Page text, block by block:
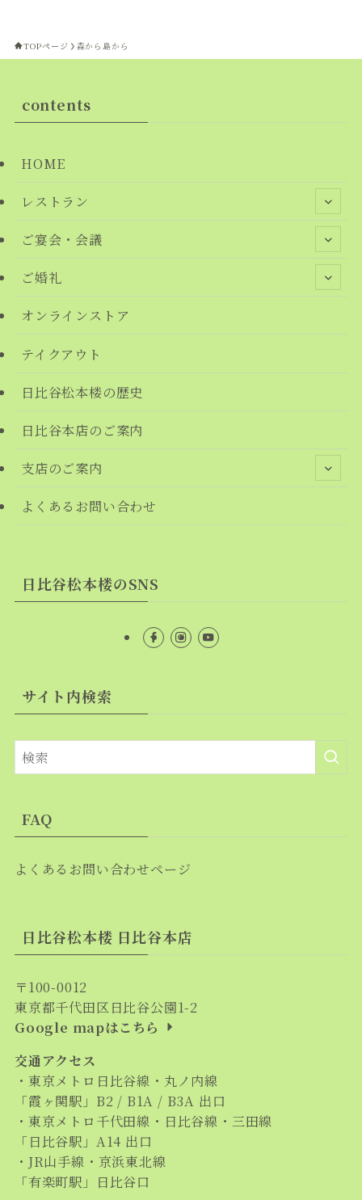
TOPページ 森から島から
contents
HOME
レストラン
ご宴会・会議
ご婚礼
オンラインストア
テイクアウト
日比谷松本楼の歴史
日比谷本店のご案内
支店のご案内
よくあるお問い合わせ
日比谷松本楼のSNS
サイト内検索
FAQ
よくあるお問い合わせページ
日比谷松本楼 日比谷本店
〒100-0012
東京都千代田区日比谷公園1-2
Google mapはこちら
交通アクセス
・東京メトロ日比谷線・丸ノ内線
「霞ヶ関駅」B2 / B1A / B3A 出口
・東京メトロ千代田線・日比谷線・三田線
「日比谷駅」A14 出口
・JR山手線・京浜東北線
「有楽町駅」日比谷口